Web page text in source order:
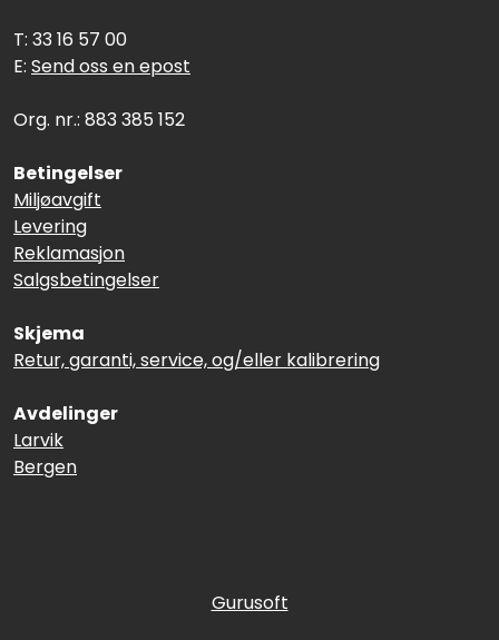
T: 33 16 57 00
E: Send oss en epost
Org. nr.: 883 385 152
Betingelser
Miljøavgift
Levering
Reklamasjon
Salgsbetingelser
Skjema
Retur, garanti, service, og/eller kalibrering
Avdelinger
Larvik
Bergen
Gurusoft